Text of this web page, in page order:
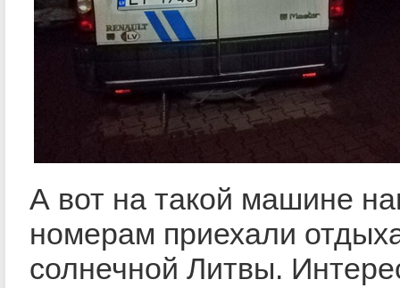
А вот на такой машине
номерам приехали
солнечной Литвы.